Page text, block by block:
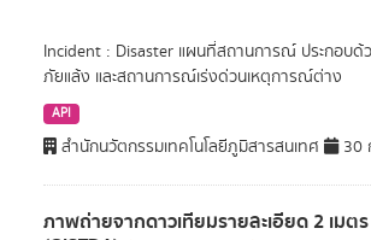
Incident : Disaster แผนที่สถานการณ์ ประกอบด้
ภัยแล้ง และสถานการณ์เร่งด่วนเหตุการณ์ต่าง
API
สำนักนวัตกรรมเทคโนโลยีภูมิสารสนเทศ 30
ภาพถ่ายจากดาวเทียมรายละเอียด 2 เมต